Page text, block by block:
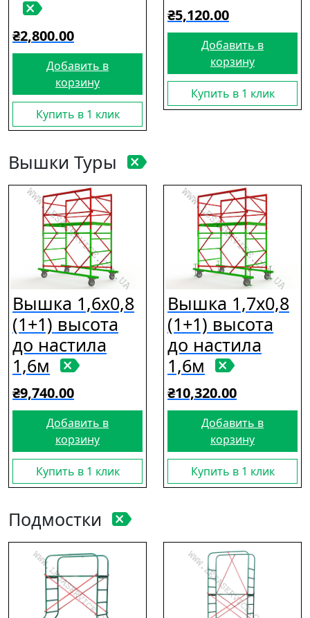
₴2,800.00
Добавить в
корзину
Купить в 1 клик
₴5,120.00
Добавить в
корзину
Купить в 1 клик
Вышки Туры
Вышка 1,6х0,8
(1+1) высота
до настила
1,6м
₴9,740.00
Добавить в
корзину
Купить в 1 клик
Вышка 1,7х0,8
(1+1) высота
до настила
1,6м
₴10,320.00
Добавить в
корзину
Купить в 1 клик
Подмостки